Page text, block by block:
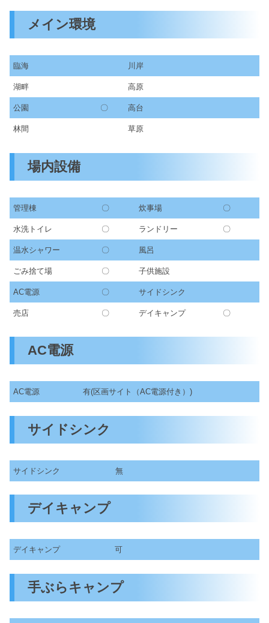
メイン環境
臨海 川岸
湖畔 高原
公園 〇 高台
林間 草原
場内設備
管理棟 〇 炊事場 〇
水洗トイレ 〇 ランドリー 〇
温水シャワー 〇 風呂
ごみ捨て場 〇 子供施設
AC電源 〇 サイドシンク
売店 〇 デイキャンプ 〇
AC電源
AC電源 有(区画サイト（AC電源付き）)
サイドシンク
サイドシンク 無
デイキャンプ
デイキャンプ 可
手ぶらキャンプ